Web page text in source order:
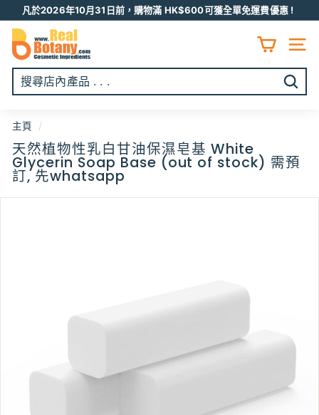
至
凡於2026年10月31日前，購物滿 HK$600可獲全單免運費優惠 !
R
E
A
L
O
T
A
N
Y
網頁
開
主頁 /
天然植物性乳白甘油保濕皂基 White
Glycerin Soap Base (out of stock) 需預
訂, 先whatsapp